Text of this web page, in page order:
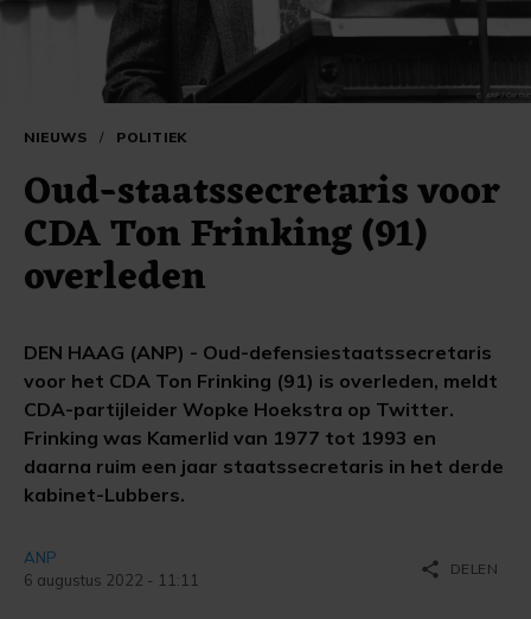
NIEUWS / POLITIEK
Oud-staatssecretaris voor
CDA Ton Frinking (91)
overleden
DEN HAAG (ANP) - Oud-defensiestaatssecretaris
voor het CDA Ton Frinking (91) is overleden, meldt
CDA-partijleider Wopke Hoekstra op Twitter.
Frinking was Kamerlid van 1977 tot 1993 en
daarna ruim een jaar staatssecretaris in het derde
kabinet-Lubbers.
ANP
6 augustus 2022 - 11:11
share DELEN